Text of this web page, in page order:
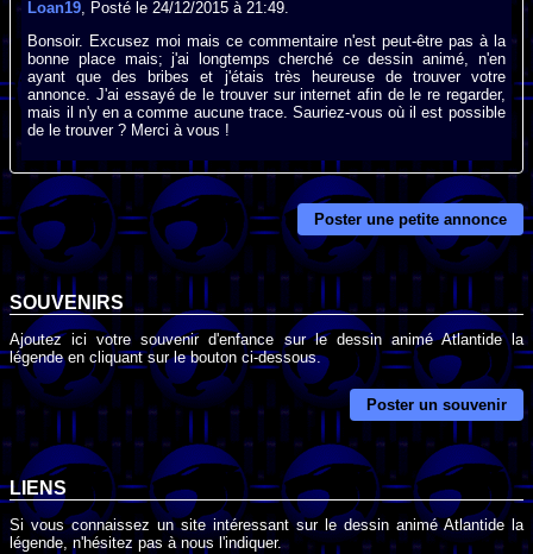
Loan19 , Posté le 24/12/2015 à 21:49.
Bonsoir. Excusez moi mais ce commentaire n'est peut-être pas à la
bonne place mais; j'ai longtemps cherché ce dessin animé, n'en
ayant que des bribes et j'étais très heureuse de trouver votre
annonce. J'ai essayé de le trouver sur internet afin de le re regarder,
mais il n'y en a comme aucune trace. Sauriez-vous où il est possible
de le trouver ? Merci à vous !
Poster une petite annonce
SOUVENIRS
Ajoutez ici votre souvenir d'enfance sur le dessin animé Atlantide la
légende en cliquant sur le bouton ci-dessous.
Poster un souvenir
LIENS
Si vous connaissez un site intéressant sur le dessin animé Atlantide la
légende, n'hésitez pas à nous l'indiquer.